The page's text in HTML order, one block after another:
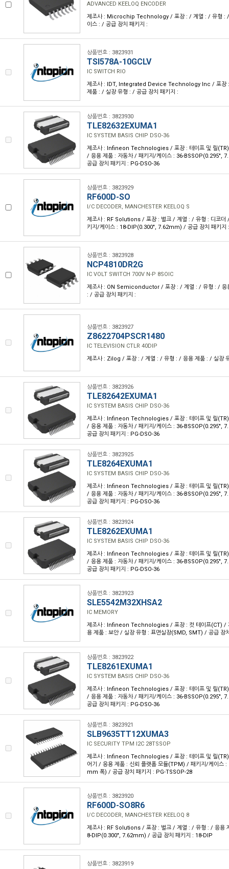
ADVANCED KEELOQ ENCODER
제조사 : Microchip Technology / 포장 : / 계열 : / 유형 : /
이스 : / 공급 장치 패키지 :
상품번호 : 3823931
TSI578A-10GCLV
IC SWITCH RIO
제조사 : IDT, Integrated Device Technology Inc / 포장
제품 : / 실장 유형 : / 공급 장치 패키지 :
상품번호 : 3823930
TLE82632EXUMA1
IC SYSTEM BASIS CHIP DSO-36
제조사 : Infineon Technologies / 포장 : 테이프 및 릴(TR)
/ 응용 제품 : 자동차 / 패키지/케이스 : 36-BSSOP(0.295",
공급 장치 패키지 : PG-DSO-36
상품번호 : 3823929
RF600D-SO
I/C DECODER, MANCHESTER KEELOQ S
제조사 : RF Solutions / 포장 : 벌크 / 계열 : / 유형 : 디코더
키지/케이스 : 18-DIP(0.300", 7.62mm) / 공급 장치 패키지
상품번호 : 3823928
NCP4810DR2G
IC VOLT SWITCH 700V N-P 8SOIC
제조사 : ON Semiconductor / 포장 : / 계열 : / 유형 : / 응
: / 공급 장치 패키지 :
상품번호 : 3823927
Z8622704PSCR1480
IC TELEVISION CTLR 40DIP
제조사 : Zilog / 포장 : / 계열 : / 유형 : / 응용 제품 : / 실장
상품번호 : 3823926
TLE82642EXUMA1
IC SYSTEM BASIS CHIP DSO-36
제조사 : Infineon Technologies / 포장 : 테이프 및 릴(TR)
/ 응용 제품 : 자동차 / 패키지/케이스 : 36-BSSOP(0.295",
공급 장치 패키지 : PG-DSO-36
상품번호 : 3823925
TLE8264EXUMA1
IC SYSTEM BASIS CHIP DSO-36
제조사 : Infineon Technologies / 포장 : 테이프 및 릴(TR)
/ 응용 제품 : 자동차 / 패키지/케이스 : 36-BSSOP(0.295",
공급 장치 패키지 : PG-DSO-36
상품번호 : 3823924
TLE8262EXUMA1
IC SYSTEM BASIS CHIP DSO-36
제조사 : Infineon Technologies / 포장 : 테이프 및 릴(TR)
/ 응용 제품 : 자동차 / 패키지/케이스 : 36-BSSOP(0.295",
공급 장치 패키지 : PG-DSO-36
상품번호 : 3823923
SLE5542M32XHSA2
IC MEMORY
제조사 : Infineon Technologies / 포장 : 컷 테이프(CT) /
용 제품 : 보안 / 실장 유형 : 표면실장(SMD, SMT) / 공급 장
상품번호 : 3823922
TLE8261EXUMA1
IC SYSTEM BASIS CHIP DSO-36
제조사 : Infineon Technologies / 포장 : 테이프 및 릴(TR)
/ 응용 제품 : 자동차 / 패키지/케이스 : 36-BSSOP(0.295",
공급 장치 패키지 : PG-DSO-36
상품번호 : 3823921
SLB9635TT12XUMA3
IC SECURITY TPM I2C 28TSSOP
제조사 : Infineon Technologies / 포장 : 테이프 및 릴
어기 / 응용 제품 : 신뢰 플랫폼 모듈(TPM) / 패키지/케이스
mm 폭) / 공급 장치 패키지 : PG-TSSOP-28
상품번호 : 3823920
RF600D-SO8R6
I/C DECODER, MANCHESTER KEELOQ 8
제조사 : RF Solutions / 포장 : 벌크 / 계열 : / 유형 : / 응용
8-DIP(0.300", 7.62mm) / 공급 장치 패키지 : 18-DIP
상품번호 : 3823919